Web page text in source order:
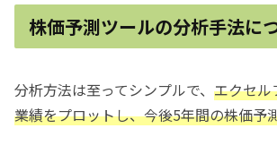
株価予測ツールの分析手法に
分析方法は至ってシンプルで、 エクセル
業績をプロットし、今後5年間の株価予